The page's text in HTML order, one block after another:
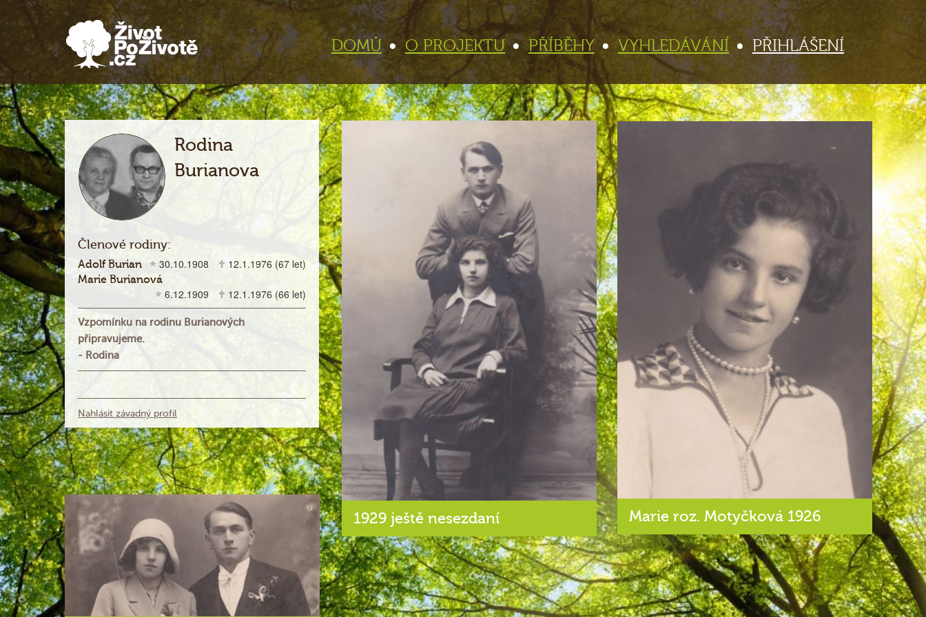
DOMŮ O PROJEKTU PŘÍBĚHY VYHLEDÁVÁNÍ PŘIHLÁŠENÍ
Rodina
Burianova
Členové rodiny:
Adolf Burian 30.10.1908 12.1.1976 (67 let)
Marie Burianová
6.12.1909 12.1.1976 (66 let)
Vzpomínku na rodinu Burianových
připravujeme.
- Rodina
Nahlásit závadný profil
1929 ještě nesezdaní Marie roz. Motyčková 1926